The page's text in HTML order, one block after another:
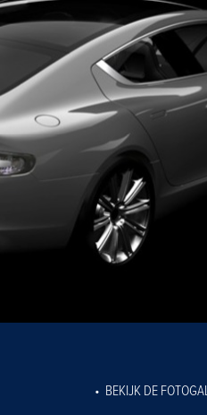
BEKIJK DE